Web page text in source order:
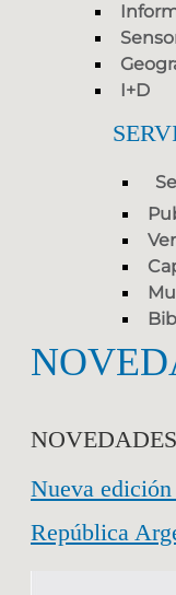
I+D
NOVEDADES
Nueva
República